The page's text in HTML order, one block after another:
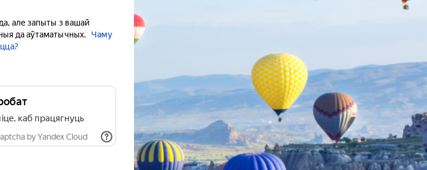
але запыты з вашай
да аўтаматычных.
Чаму
каб працягнуць
by Yandex Cloud